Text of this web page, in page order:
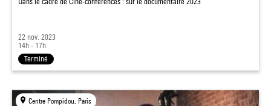
22 nov. 2023
14h - 17h
Terminé
Centre Pompidou, Paris